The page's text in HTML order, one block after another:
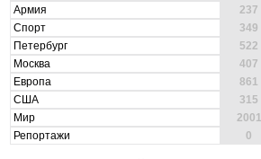
Армия
237
Спорт
349
Петербург
522
Москва
407
Европа
861
США
315
Мир
2001
Репортажи
0